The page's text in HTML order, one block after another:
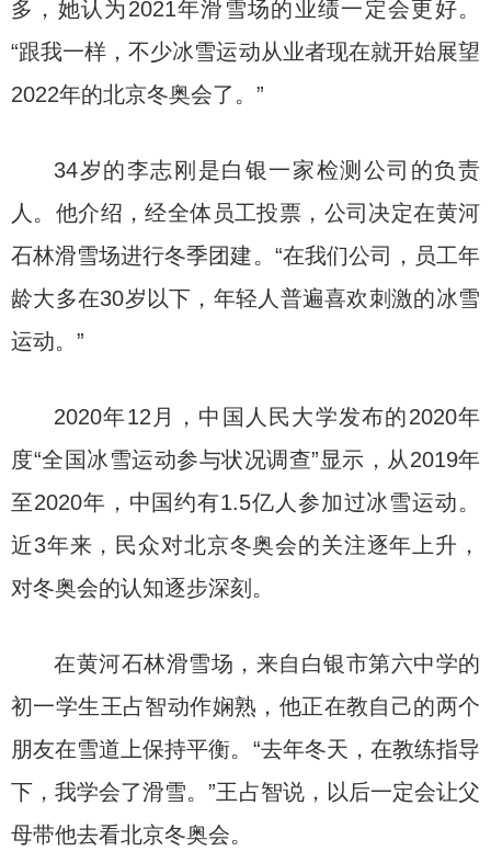
多，她认为2021年滑雪场的业绩一定会更好。
“跟我一样，不少冰雪运动从业者现在就开始展望
2022年的北京冬奥会了。”
34岁的李志刚是白银一家检测公司的负责
人。他介绍，经全体员工投票，公司决定在黄河
石林滑雪场进行冬季团建。“在我们公司，员工年
龄大多在30岁以下，年轻人普遍喜欢刺激的冰雪
运动。”
2020年12月，中国人民大学发布的2020年
度“全国冰雪运动参与状况调查”显示，从2019年
至2020年，中国约有1.5亿人参加过冰雪运动。
近3年来，民众对北京冬奥会的关注逐年上升，
对冬奥会的认知逐步深刻。
在黄河石林滑雪场，来自白银市第六中学的
初一学生王占智动作娴熟，他正在教自己的两个
朋友在雪道上保持平衡。“去年冬天，在教练指导
下，我学会了滑雪。”王占智说，以后一定会让父
母带他去看北京冬奥会。